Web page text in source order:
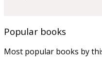
Popular books
Most popular books by